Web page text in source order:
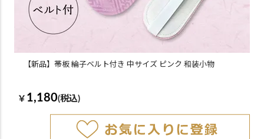
【新品】帯板 綸子ベルト付き 中サイズ ピンク 和装小物
￥ 1,180(税込)